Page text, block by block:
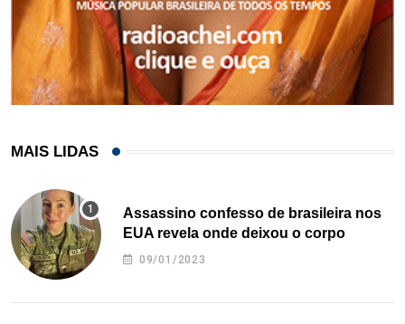
MAIS LIDAS
Assassino confesso de brasileira nos
EUA revela onde deixou o corpo
09/01/2023